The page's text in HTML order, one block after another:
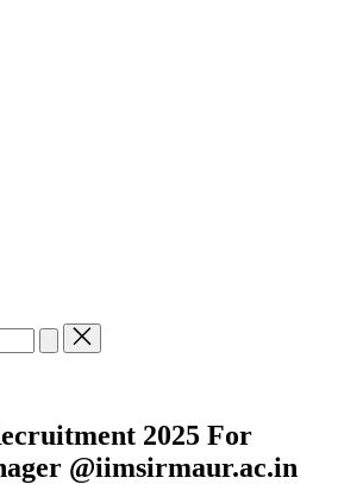
2025 For
@iimsirmaur.ac.in